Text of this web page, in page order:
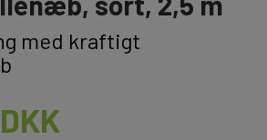
med kraftigt